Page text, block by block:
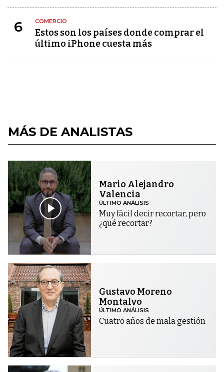
6 COMERCIO
Estos son los países donde comprar el
último iPhone cuesta más
MÁS DE ANALISTAS
Mario Alejandro
Valencia
ÚLTIMO ANÁLISIS
Muy fácil decir recortar, pero
¿qué recortar?
Gustavo Moreno
Montalvo
ÚLTIMO ANÁLISIS
Cuatro años de mala gestión